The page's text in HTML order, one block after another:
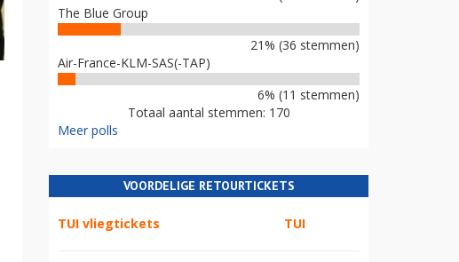
The Blue Group
21% (36 stemmen)
Air-France-KLM-SAS(-TAP)
6% (11 stemmen)
Totaal aantal stemmen: 170
Meer polls
VOORDELIGE RETOURTICKETS
TUI vliegtickets TUI